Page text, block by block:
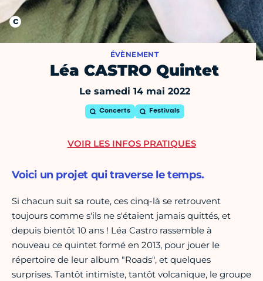
ÉVÈNEMENT
Léa CASTRO Quintet
Le samedi 14 mai 2022
Concerts Festivals
Voici un projet qui traverse le temps.
Si chacun suit sa route, ces cinq-là se retrouvent
toujours comme s'ils ne s'étaient jamais quittés, et
depuis bientôt 10 ans ! Léa Castro rassemble à
nouveau ce quintet formé en 2013, pour jouer le
répertoire de leur album "Roads", et quelques
surprises. Tantôt intimiste, tantôt volcanique, le groupe
VOIR LES INFOS PRATIQUES